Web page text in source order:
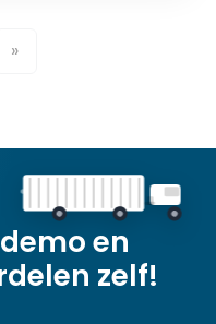
»
en
zelf!